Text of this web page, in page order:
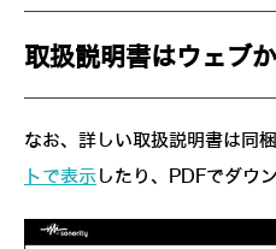
取扱説明書はウェブ
なお、詳しい取扱説明書は同
トで表示したり、PDFでダウ